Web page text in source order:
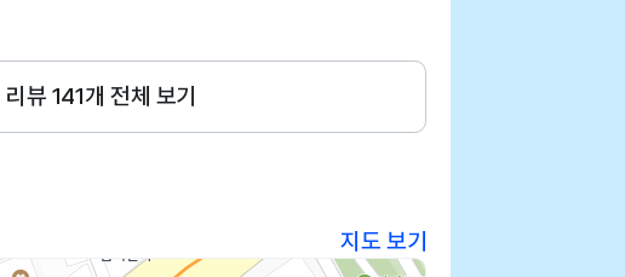
리뷰 141개 전체 보기
지도 보기